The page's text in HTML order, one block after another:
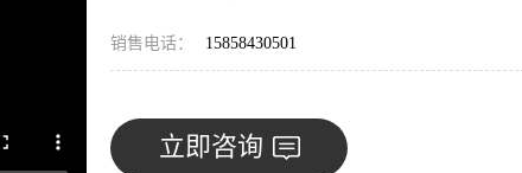
销售电话： 15858430501
立即咨询